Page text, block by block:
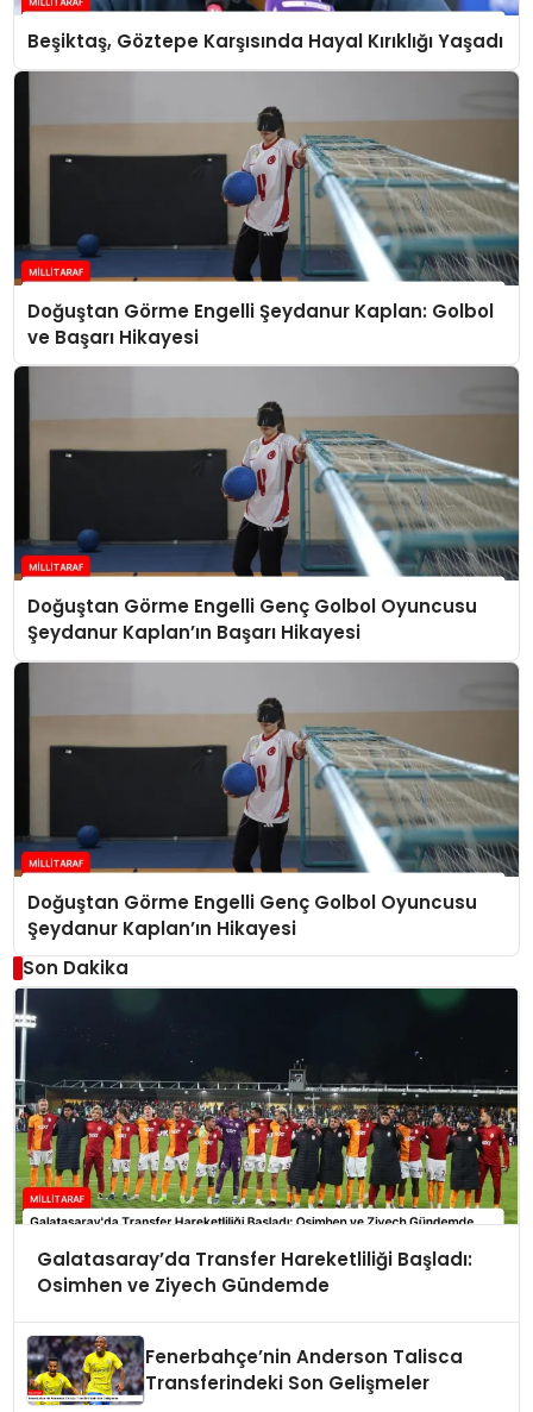
Beşiktaş, Göztepe Karşısında Hayal Kırıklığı Yaşadı
Doğuştan Görme Engelli Şeydanur Kaplan: Golbol
ve Başarı Hikayesi
Doğuştan Görme Engelli Genç Golbol Oyuncusu
Şeydanur Kaplan’ın Başarı Hikayesi
Doğuştan Görme Engelli Genç Golbol Oyuncusu
Şeydanur Kaplan’ın Hikayesi
Son Dakika
Galatasaray’da Transfer Hareketliliği Başladı:
Osimhen ve Ziyech Gündemde
Fenerbahçe’nin Anderson Talisca
Transferindeki Son Gelişmeler